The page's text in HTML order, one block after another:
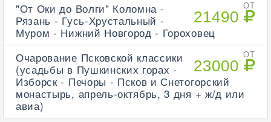
ОТ
21490
"От Оки до Волги" Коломна -
Рязань - Гусь-Хрустальный -
Муром - Нижний Новгород - Гороховец
ОТ
23000
Очарование Псковской классики
(усадьбы в Пушкинских горах -
Изборск - Печоры - Псков и Снетогорский
монастырь, апрель-октябрь, 3 дня + ж/д или
авиа)